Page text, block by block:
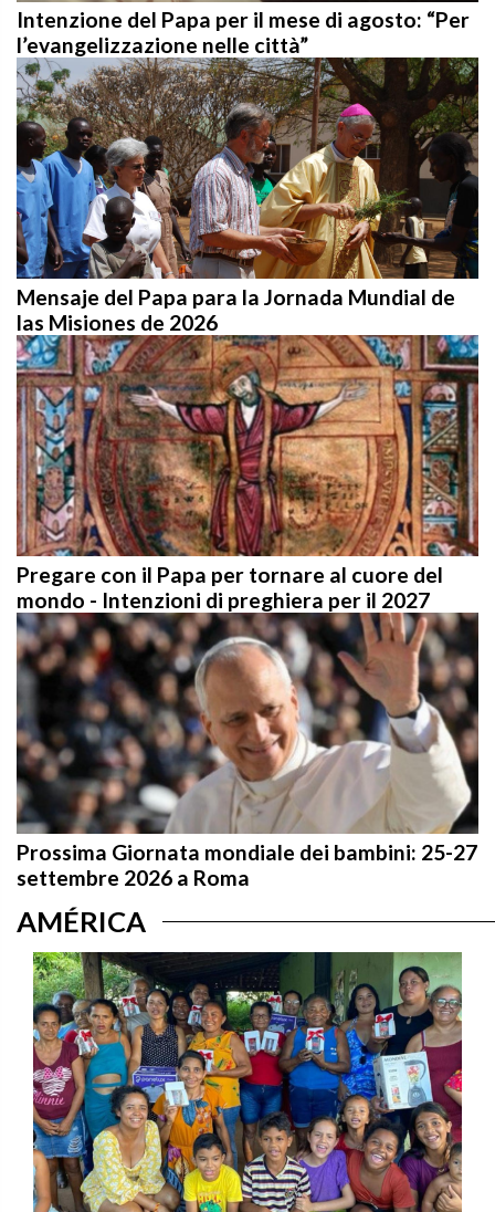
l’evangelizzazione nelle città”
Mensaje del Papa para la Jornada Mundial de
las Misiones de 2026
Pregare con il Papa per tornare al cuore del
mondo - Intenzioni di preghiera per il 2027
Prossima Giornata mondiale dei bambini: 25-27
settembre 2026 a Roma
AMÉRICA